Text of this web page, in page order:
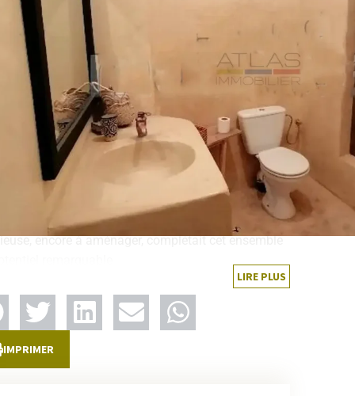
coup de cœur. Avec une superficie de 97 m² au
environ 180 m² habitables, il offrait de beaux
une belle luminosité et une atmosphère
le tout en parfait état et prêt à meubler.
et prestations haut
gamme
sur trois niveaux, le riad se composait de quatre
avec leurs salles de bains privatives, d’un
avec cheminée, d’une cuisine aménagée et d’un
agrémenté d’un bhou traditionnel. Une terrasse
encore à aménager, complétait cet ensemble
cadre recherché dans la
situé à proximité immédiate du restaurant
et des souks animés, ce bien profitait d’un
LIRE PLUS
IMPRIMER